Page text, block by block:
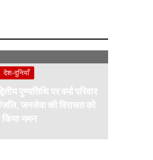
देश-दुनियाँ
पुण्यतिथि पर वर्मा परिवार
जनसेवा की विरासत को
किया नमन